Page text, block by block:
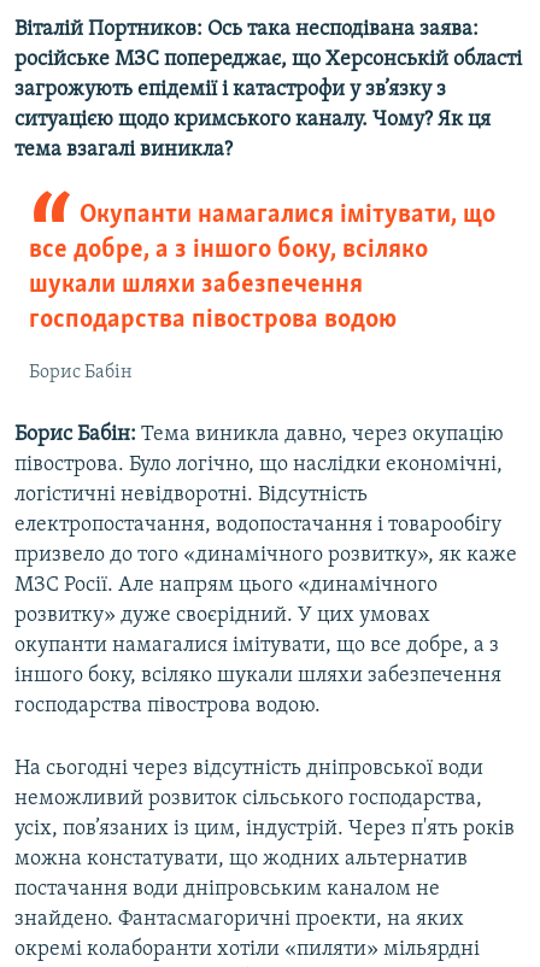
Віталій Портников: Ось така несподівана заява:
російське МЗС попереджає, що Херсонській області
загрожують епідемії і катастрофи у зв’язку з
ситуацією щодо кримського каналу. Чому? Як ця
тема взагалі виникла?
Окупанти намагалися імітувати, що
все добре, а з іншого боку, всіляко
шукали шляхи забезпечення
господарства півострова водою
Борис Бабін
Борис Бабін: Тема виникла давно, через окупацію
півострова. Було логічно, що наслідки економічні,
логістичні невідворотні. Відсутність
електропостачання, водопостачання і товарообігу
призвело до того «динамічного розвитку», як каже
МЗС Росії. Але напрям цього «динамічного
розвитку» дуже своєрідний. У цих умовах
окупанти намагалися імітувати, що все добре, а з
іншого боку, всіляко шукали шляхи забезпечення
господарства півострова водою.
На сьогодні через відсутність дніпровської води
неможливий розвиток сільського господарства,
усіх, пов’язаних із цим, індустрій. Через п'ять років
можна констатувати, що жодних альтернатив
постачання води дніпровським каналом не
знайдено. Фантасмагоричні проекти, на яких
окремі колаборанти хотіли «пиляти» мільярдні